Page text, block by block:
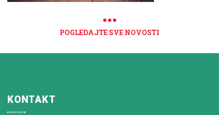
POGLEDAJTE SVE NOVOSTI
KONTAKT